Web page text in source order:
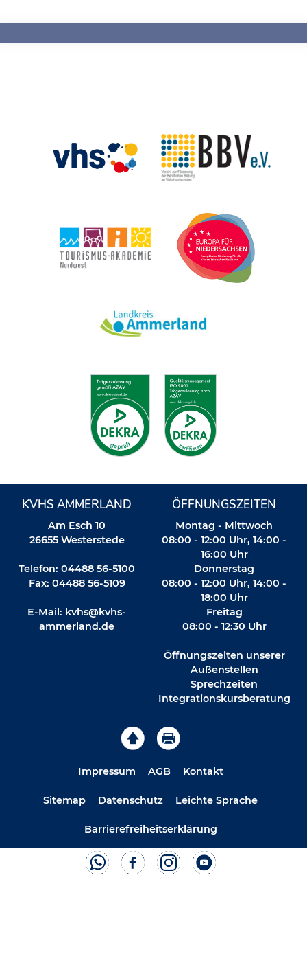
KVHS AMMERLAND
Am Esch 10
26655 Westerstede
Telefon: 04488 56-5100
Fax: 04488 56-5109
E-Mail: kvhs@kvhs-
ammerland.de
ÖFFNUNGSZEITEN
Montag - Mittwoch
08:00 - 12:00 Uhr, 14:00 -
16:00 Uhr
Donnerstag
08:00 - 12:00 Uhr, 14:00 -
18:00 Uhr
Freitag
08:00 - 12:30 Uhr
Öffnungszeiten unserer
Außenstellen
Sprechzeiten
Integrationskursberatung
Impressum AGB Kontakt
Sitemap Datenschutz Leichte Sprache
Barrierefreiheitserklärung